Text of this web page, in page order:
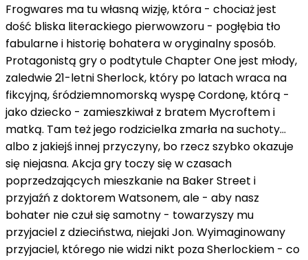
Frogwares ma tu własną wizję, która - chociaż jest
dość bliska literackiego pierwowzoru - pogłębia tło
fabularne i historię bohatera w oryginalny sposób.
Protagonistą gry o podtytule Chapter One jest młody,
zaledwie 21-letni Sherlock, który po latach wraca na
fikcyjną, śródziemnomorską wyspę Cordonę, którą -
jako dziecko - zamieszkiwał z bratem Mycroftem i
matką. Tam też jego rodzicielka zmarła na suchoty…
albo z jakiejś innej przyczyny, bo rzecz szybko okazuje
się niejasna. Akcja gry toczy się w czasach
poprzedzających mieszkanie na Baker Street i
przyjaźń z doktorem Watsonem, ale - aby nasz
bohater nie czuł się samotny - towarzyszy mu
przyjaciel z dzieciństwa, niejaki Jon. Wyimaginowany
przyjaciel, którego nie widzi nikt poza Sherlockiem - co